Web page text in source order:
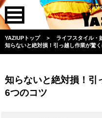
YAZIUPトップ ＞ ライフスタイル・
知らないと絶対損！引っ越し作業が驚
知らないと絶対損！引
6つのコツ